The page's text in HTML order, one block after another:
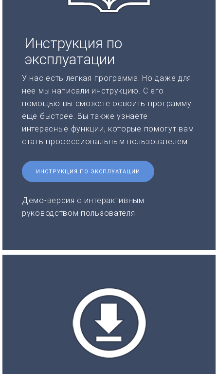
Инструкция по
эксплуатации
У нас есть легкая программа. Но даже для
нее мы написали инструкцию. С его
помощью вы сможете освоить программу
еще быстрее. Вы также узнаете
интересные функции, которые помогут вам
стать профессиональным пользователем.
ИНСТРУКЦИЯ ПО ЭКСПЛУАТАЦИИ
Демо-версия с интерактивным
руководством пользователя